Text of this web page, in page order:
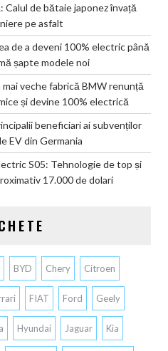
Calul de bătaie japonez învață
pe asfalt
de a deveni 100% electric până
șapte modele noi
veche fabrică BMW renunță
și devine 100% electrică
beneficiari ai subvenților
EV din Germania
S05: Tehnologie de top și
17.000 de dolari
BYD Chery Citroen
FIAT Ford Geely
Hyundai Jaguar Kia